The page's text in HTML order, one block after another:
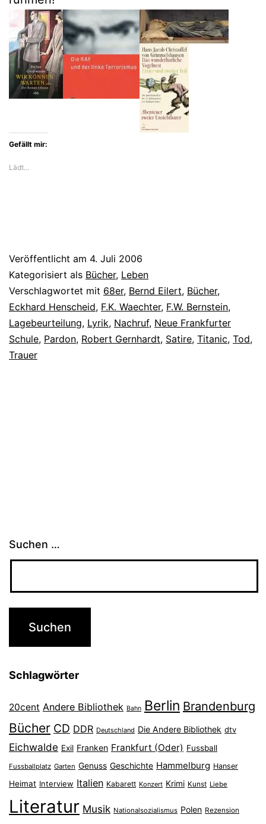
Gefällt mir:
Lädt…
Veröffentlicht am 4. Juli 2006
Kategorisiert als Bücher, Leben
Verschlagwortet mit 68er, Bernd Eilert, Bücher,
Eckhard Henscheid, F.K. Waechter, F.W. Bernstein,
Lagebeurteilung, Lyrik, Nachruf, Neue Frankfurter
Schule, Pardon, Robert Gernhardt, Satire, Titanic, Tod,
Trauer
Suchen …
Schlagwörter
20cent Andere Bibliothek Bahn Berlin Brandenburg
Bücher CD DDR Deutschland Die Andere Bibliothek dtv
Eichwalde Exil Franken Frankfurt (Oder) Fussball
Fussballplatz Garten Genuss Geschichte Hammelburg Hanser
Heimat Interview Italien Kabarett Konzert Krimi Kunst Liebe
Literatur Musik Nationalsozialismus Polen Rezension